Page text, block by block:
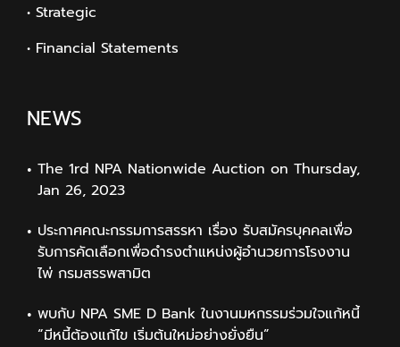
• Strategic
• Financial Statements
NEWS
The 1rd NPA Nationwide Auction on Thursday,
Jan 26, 2023
ประกาศคณะกรรมการสรรหา เรื่อง รับสมัครบุคคลเพื่อ
รับการคัดเลือกเพื่อดำรงตำแหน่งผู้อำนวยการโรงงาน
ไพ่ กรมสรรพสามิต
พบกับ NPA SME D Bank ในงานมหกรรมร่วมใจแก้หนี้
“มีหนี้ต้องแก้ไข เริ่มต้นใหม่อย่างยั่งยืน”